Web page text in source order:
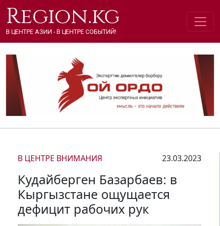
Region.kg
В ЦЕНТРЕ АЗИИ - В ЦЕНТРЕ СОБЫТИЙ!
В ЦЕНТРЕ ВНИМАНИЯ 23.03.2023
Кудайберген Базарбаев: в
Кыргызстане ощущается
дефицит рабочих рук